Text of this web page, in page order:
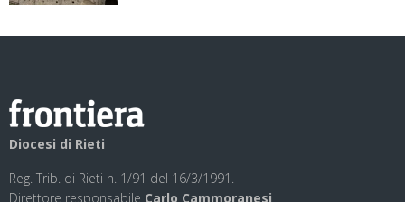
Diocesi di Rieti
Reg. Trib. di Rieti n. 1/91 del 16/3/1991.
Direttore responsabile Carlo Cammoranesi